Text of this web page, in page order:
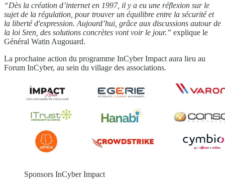
“Dès la création d’internet en 1997, il y a eu une réflexion sur le
sujet de la régulation, pour trouver un équilibre entre la sécurité et
la liberté d'expression. Aujourd’hui, grâce aux discussions autour de
la loi Sren, des solutions concrètes vont voir le jour.” explique le
Général Watin Augouard.
La prochaine action du programme InCyber Impact aura lieu au
Forum InCyber, au sein du village des associations.
Sponsors InCyber Impact